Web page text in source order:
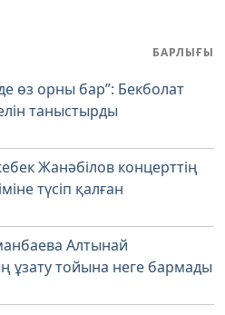
БАРЛЫҒЫ
өз орны бар”: Бекболат
таныстырды
Жанәбілов концерттің
түсіп қалған
Алтынай
тойына неге бармады